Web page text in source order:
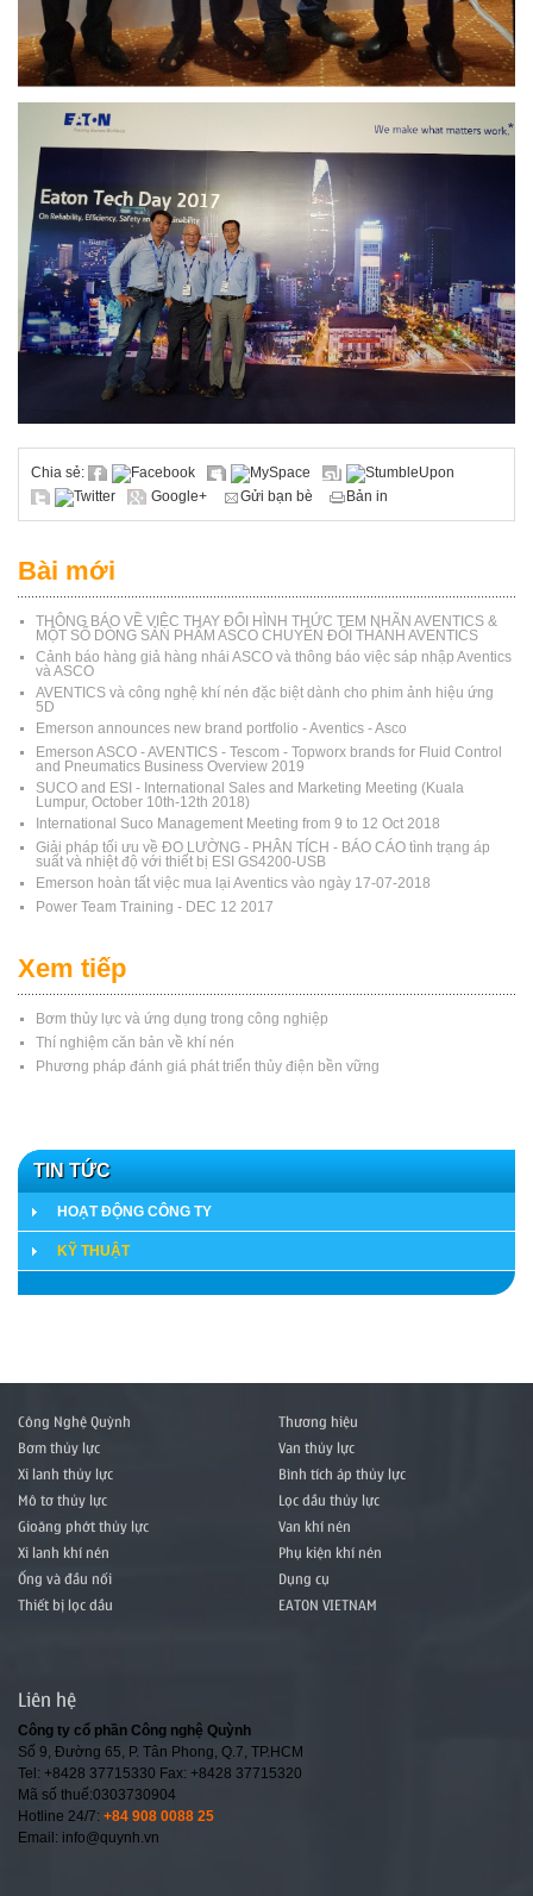
Chia sẻ: Facebook MySpace
StumbleUpon
Twitter
Google+ Gửi bạn bè Bản in
Bài mới
THÔNG BÁO VỀ VIỆC THAY ĐỔI HÌNH THỨC TEM NHÃN AVENTICS &
MỘT SỐ DÒNG SẢN PHẨM ASCO CHUYỂN ĐỔI THÀNH AVENTICS
Cảnh báo hàng giả hàng nhái ASCO và thông báo việc sáp nhập Aventics
và ASCO
AVENTICS và công nghệ khí nén đặc biệt dành cho phim ảnh hiệu ứng
5D
Emerson announces new brand portfolio - Aventics - Asco
Emerson ASCO - AVENTICS - Tescom - Topworx brands for Fluid Control
and Pneumatics Business Overview 2019
SUCO and ESI - International Sales and Marketing Meeting (Kuala
Lumpur, October 10th-12th 2018)
International Suco Management Meeting from 9 to 12 Oct 2018
Giải pháp tối ưu về ĐO LƯỜNG - PHÂN TÍCH - BÁO CÁO tình trạng áp
suất và nhiệt độ với thiết bị ESI GS4200-USB
Emerson hoàn tất việc mua lại Aventics vào ngày 17-07-2018
Power Team Training - DEC 12 2017
Xem tiếp
Bơm thủy lực và ứng dụng trong công nghiệp
Thí nghiệm căn bản về khí nén
Phương pháp đánh giá phát triển thủy điện bền vững
TIN TỨC
HOẠT ĐỘNG CÔNG TY
KỸ THUẬT
Công Nghệ Quỳnh
Thương hiệu
Bơm thủy lực
Van thủy lực
Xi lanh thủy lực
Bình tích áp thủy lực
Mô tơ thủy lực
Lọc dầu thủy lực
Gioăng phớt thủy lực
Van khí nén
Xi lanh khí nén
Phụ kiện khí nén
Ống và đầu nối
Dụng cụ
Thiết bị lọc dầu
EATON VIETNAM
Liên hệ
Công ty cổ phần Công nghệ Quỳnh
Số 9, Đường 65, P. Tân Phong, Q.7, TP.HCM
Tel: +8428 37715330 Fax: +8428 37715320
Mã số thuế:0303730904
Hotline 24/7: +84 908 0088 25
Email: info@quynh.vn